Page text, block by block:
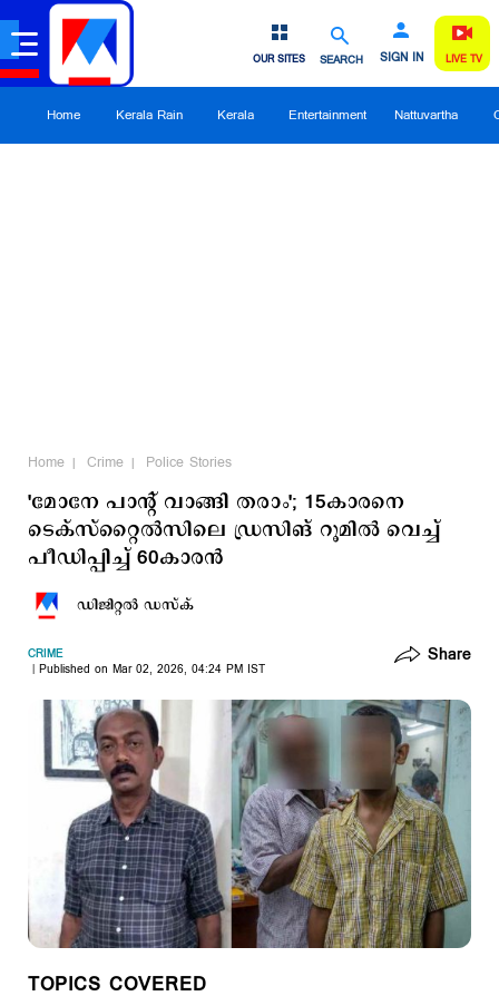
SEARCH SIGN IN
OUR SITES LIVE TV
Home Kerala Rain Kerala Entertainment Nattuvartha
Home Crime Police Stories
'മോനേ പാന്‍റ് വാങ്ങി തരാം'; 15കാരനെ
ടെക്സ്റ്റൈൽസിലെ ഡ്രസിങ് റൂമില്‍ വെച്ച്
പീഡിപ്പിച്ച് 60കാരന്‍
ഡിജിറ്റല്‍ ഡസ്ക്
CRIME
Published on Mar 02, 2026, 04:24 PM IST
Share
TOPICS COVERED